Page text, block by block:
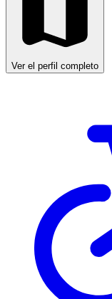
Ver el perfil completo